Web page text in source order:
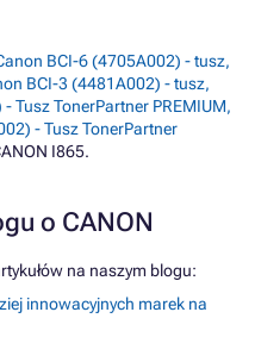
BCI-6 (4705A002) - tusz,
BCI-3 (4481A002) - tusz,
Tusz TonerPartner PREMIUM,
- Tusz TonerPartner
I865.
o CANON
na naszym blogu:
innowacyjnych marek na